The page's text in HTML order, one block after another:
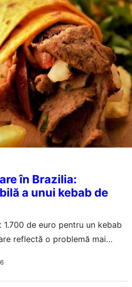
în Brazilia:
a unui kebab de
de euro pentru un kebab
reflectă o problemă mai